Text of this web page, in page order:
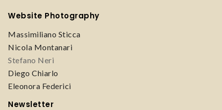
Website Photography
Massimiliano Sticca
Nicola Montanari
Stefano Neri
Diego Chiarlo
Eleonora Federici
Newsletter